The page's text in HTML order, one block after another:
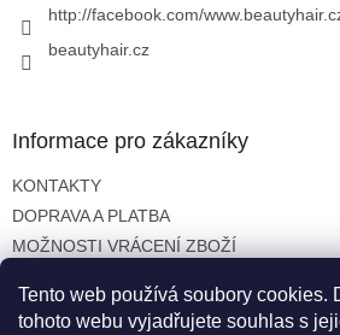
Tento web používá soubory cookies.
tohoto webu vyjadřujete souhlas s
y
http://facebook.com/
beautyhair.cz
Informace pro zákazníky
KONTAKTY
DOPRAVA A PLATBA
MOŽNOSTI VRÁCENÍ ZBOŽÍ
OCHRANA OSOBNÍCH ÚDAJŮ